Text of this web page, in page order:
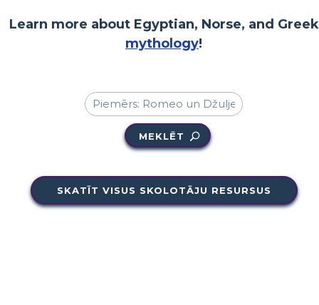
Learn more about Egyptian, Norse, and Greek
mythology!
MEKLĒT
SKATĪT VISUS SKOLOTĀJU RESURSUS